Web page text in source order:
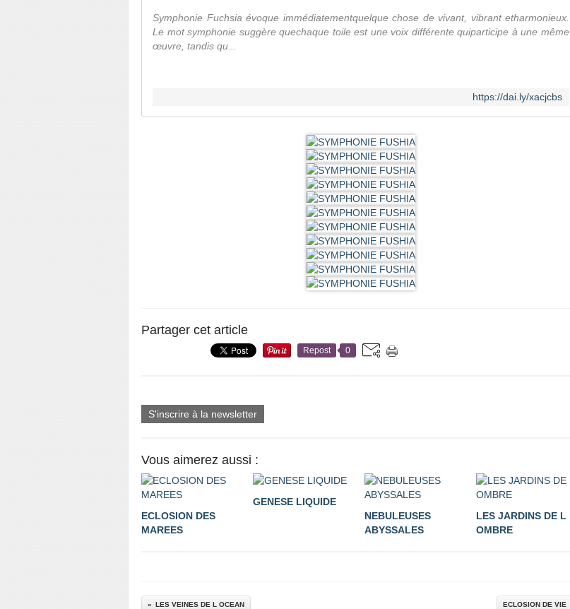
Symphonie Fuchsia évoque immédiatementquelque chose de vivant, vibrant etharmonieux.
Le mot symphonie suggère quechaque toile est une voix différente quiparticipe à une même
œuvre, tandis qu...
https://dai.ly/xacjcbs
Partager cet article
Repost 0
S'inscrire à la newsletter
Vous aimerez aussi :
ECLOSION DES
MAREES
GENESE LIQUIDE
NEBULEUSES
ABYSSALES
LES JARDINS DE L
OMBRE
LES VEINES DE L OCEAN ECLOSION DE VIE